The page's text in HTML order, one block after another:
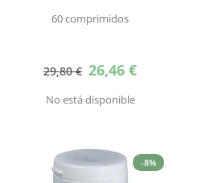
60 comprimidos
29,80 € Precio
especial
26,46 €
No está disponible
-8%